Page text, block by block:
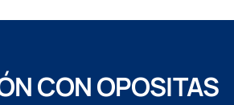
CON OPOSITAS